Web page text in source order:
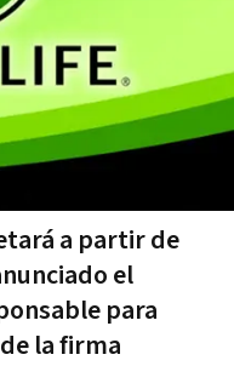
a partir de
el
para
la firma